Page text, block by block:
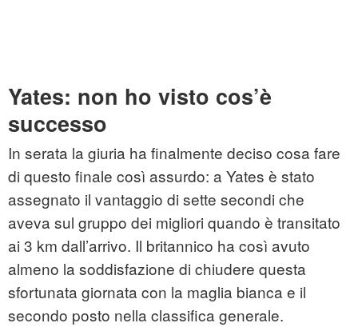
Yates: non ho visto cos’è
successo
In serata la giuria ha finalmente deciso cosa fare
di questo finale così assurdo: a Yates è stato
assegnato il vantaggio di sette secondi che
aveva sul gruppo dei migliori quando è transitato
ai 3 km dall’arrivo. Il britannico ha così avuto
almeno la soddisfazione di chiudere questa
sfortunata giornata con la maglia bianca e il
secondo posto nella classifica generale.